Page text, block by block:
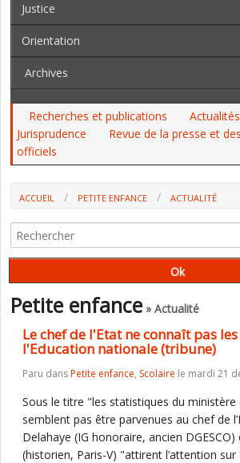
Justice
Orientation
Archives
Recherches et publications Actualités
Jurisprudence
Revue de la presse et
officiels
ACCUEIL PETITE ENFANCE
ACTUALITÉ
L'EDUCATION NATIONALE (TRIBUNE)
Petite enfance» Actualité
Le chef de l'Etat ne connaît pas
l'Education nationale (tribune)
Paru dansPetite enfance, Scolaire le mardi 21
Sous le titre "les statistiques du ministère
semblent pas être parvenues au chef de
Delahaye (IG honoraire, ancien
(historien, Paris-V) "attirent l’attention sur